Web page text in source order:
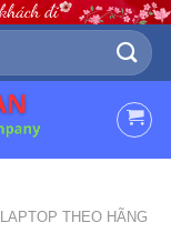
LAPTOP THEO HÃNG